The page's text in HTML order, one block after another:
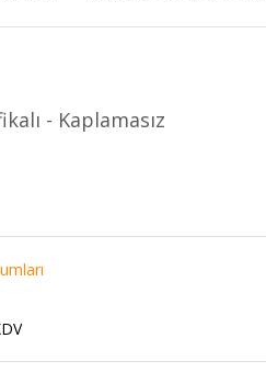
- Kaplamasız